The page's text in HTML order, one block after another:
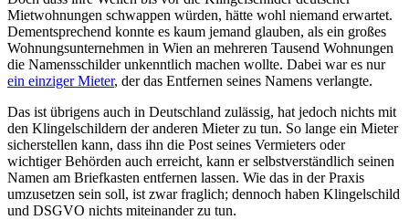
Mietwohnungen schwappen würden, hätte wohl niemand erwartet.
Dementsprechend konnte es kaum jemand glauben, als ein großes
Wohnungsunternehmen in Wien an mehreren Tausend Wohnungen
die Namensschilder unkenntlich machen wollte. Dabei war es nur
ein einziger Mieter, der das Entfernen seines Namens verlangte.
Das ist übrigens auch in Deutschland zulässig, hat jedoch nichts mit
den Klingelschildern der anderen Mieter zu tun. So lange ein Mieter
sicherstellen kann, dass ihn die Post seines Vermieters oder
wichtiger Behörden auch erreicht, kann er selbstverständlich seinen
Namen am Briefkasten entfernen lassen. Wie das in der Praxis
umzusetzen sein soll, ist zwar fraglich; dennoch haben Klingelschild
und DSGVO nichts miteinander zu tun.